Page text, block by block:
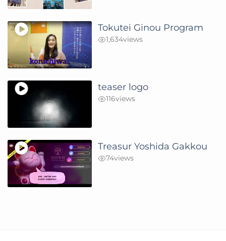
Tokutei Ginou Program
1,634views
teaser logo
116views
Treasur Yoshida Gakkou
74views